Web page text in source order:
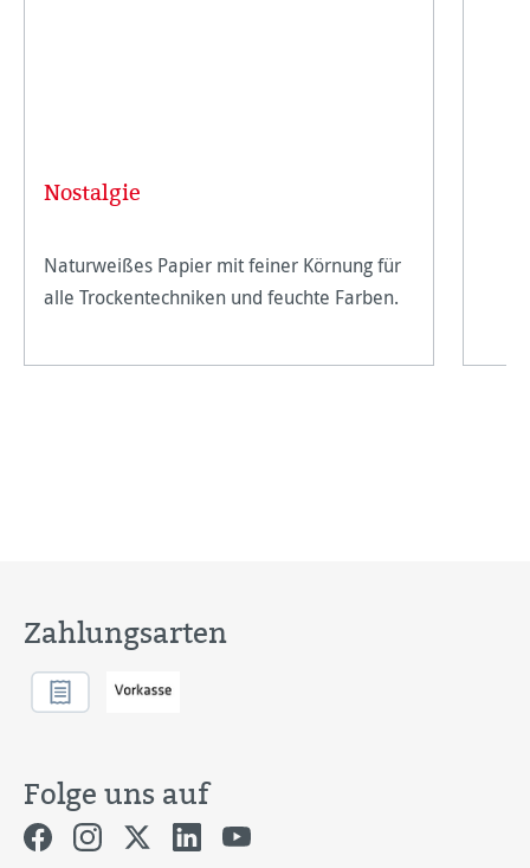
Nostalgie
Naturweißes Papier mit feiner Körnung für
alle Trockentechniken und feuchte Farben.
Zahlungsarten
Folge uns auf